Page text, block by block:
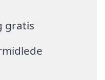
gratis